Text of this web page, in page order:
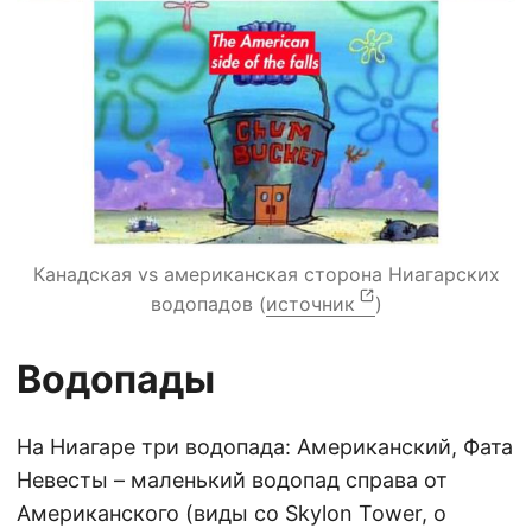
Канадская vs американская сторона Ниагарских
водопадов (источник )
Водопады
На Ниагаре три водопада: Американский, Фата
Невесты – маленький водопад справа от
Американского (виды со Skylon Tower, о